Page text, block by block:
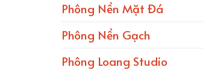
Phông Nền Mặt Đá
Phông Nền Gạch
Phông Loang Studio